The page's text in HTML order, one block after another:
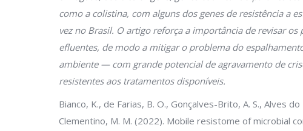
como a colistina, com alguns dos genes de resistência a
vez no Brasil. O artigo reforça a importância de revisar
efluentes, de modo a mitigar o problema do
ambiente — com grande potencial de agravamento de
resistentes aos tratamentos disponíveis.
Bianco, K., de Farias, B. O., Gonçalves-Brito, A. S., Alves
Clementino, M. M. (2022). Mobile resistome of microbial